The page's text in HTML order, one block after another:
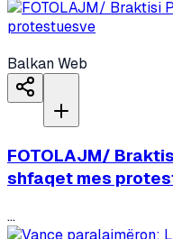
Balkan Web
FOTOLAJM/
shfaqet mes
...